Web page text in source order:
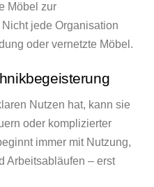
Möbel zur
jede Organisation
oder vernetzte Möbel.
Nutzen hat, kann sie
oder komplizierter
immer mit Nutzung,
Arbeitsabläufen – erst